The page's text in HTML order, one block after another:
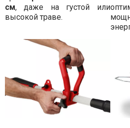
см, даже на густой или
высокой траве.